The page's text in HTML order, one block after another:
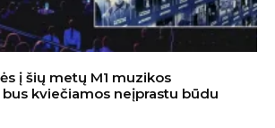
į šių metų M1 muzikos
kviečiamos neįprastu būdu